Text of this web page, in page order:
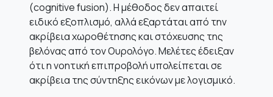
(cognitive fusion). Η μέθοδος δεν απαιτεί
ειδικό εξοπλισμό, αλλά εξαρτάται από την
ακρίβεια χωροθέτησης και στόχευσης της
βελόνας από τον Ουρολόγο. Μελέτες έδειξαν
ότι η νοητική επιπροβολή υπολείπεται σε
ακρίβεια της σύντηξης εικόνων με λογισμικό.